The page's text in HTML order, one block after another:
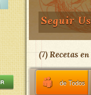
Seguir
(7) Recetas en
de Todos